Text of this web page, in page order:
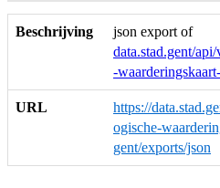
Beschrijving
json export of
data.stad.gent/
-
URL
https://
ogische-
gent/exports/json